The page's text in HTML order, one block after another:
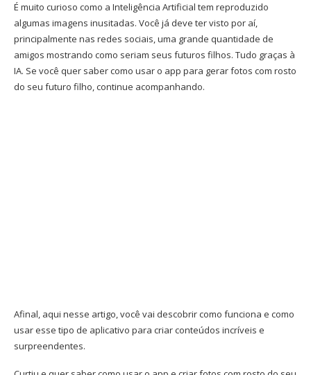
É muito curioso como a Inteligência Artificial tem reproduzido
algumas imagens inusitadas. Você já deve ter visto por aí,
principalmente nas redes sociais, uma grande quantidade de
amigos mostrando como seriam seus futuros filhos. Tudo graças à
IA. Se você quer saber como usar o app para gerar fotos com rosto
do seu futuro filho, continue acompanhando.
Afinal, aqui nesse artigo, você vai descobrir como funciona e como
usar esse tipo de aplicativo para criar conteúdos incríveis e
surpreendentes.